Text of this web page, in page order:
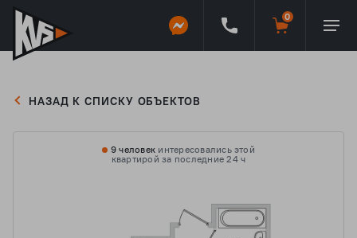
НАЗАД К СПИСКУ ОБЪЕКТОВ
9 человек интересовались этой
квартирой за последние 24 ч